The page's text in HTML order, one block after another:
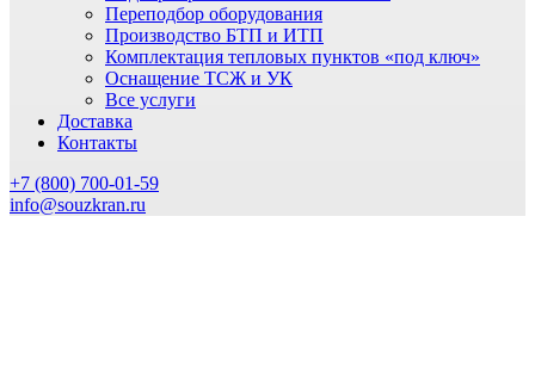
Переподбор оборудования
Производство БТП и ИТП
Комплектация тепловых пунктов «под ключ»
Оснащение ТСЖ и УК
Все услуги
Доставка
Контакты
+7 (800) 700-01-59
info@souzkran.ru